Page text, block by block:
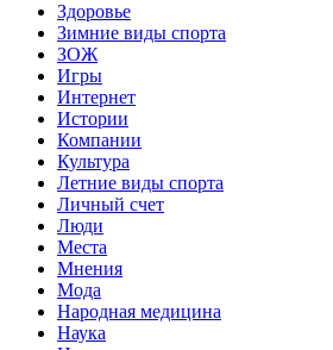
Здоровье
Зимние виды спорта
ЗОЖ
Игры
Интернет
Истории
Компании
Культура
Летние виды спорта
Личный счет
Люди
Места
Мнения
Мода
Народная медицина
Наука